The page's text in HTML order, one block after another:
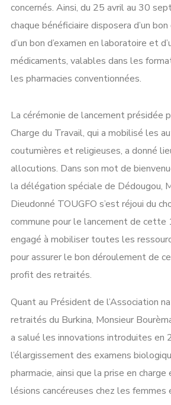
concernés. Ainsi, du 25 avril au 30
chaque bénéficiaire disposera d’un
d’un bon d’examen en laboratoire et
médicaments, valables dans les
les pharmacies conventionnées.
La cérémonie de lancement présidée
Charge du Travail, qui a mobilisé les
coutumières et religieuses, a donné
allocutions. Dans son mot de
la délégation spéciale de Dédougou,
Dieudonné TOUGFO s’est réjoui du
commune pour le lancement de cette
engagé à mobiliser toutes les
pour assurer le bon déroulement de
profit des retraités.
Quant au Président de l’Association
retraités du Burkina, Monsieur
a salué les innovations introduites en
l’élargissement des examens
pharmacie, ainsi que la prise en
lésions cancéreuses chez les femmes